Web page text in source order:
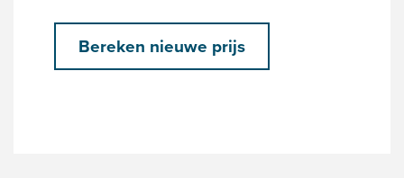
Bereken nieuwe prijs